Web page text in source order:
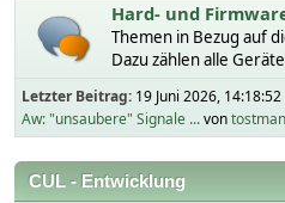
Hard- und
Themen in Bezug auf
Dazu zählen alle
Letzter Beitrag: 19 Juni 2026, 14:18:52
Aw: "unsaubere" Signale ...von
CUL - Entwicklung